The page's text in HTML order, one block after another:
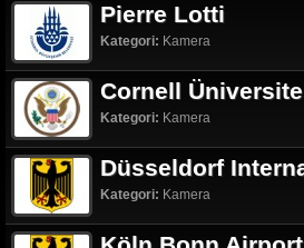
Pierre Lotti
Kategori: Kamera
Cornell
Kategori: Kamera
Düsseldorf
Kategori: Kamera